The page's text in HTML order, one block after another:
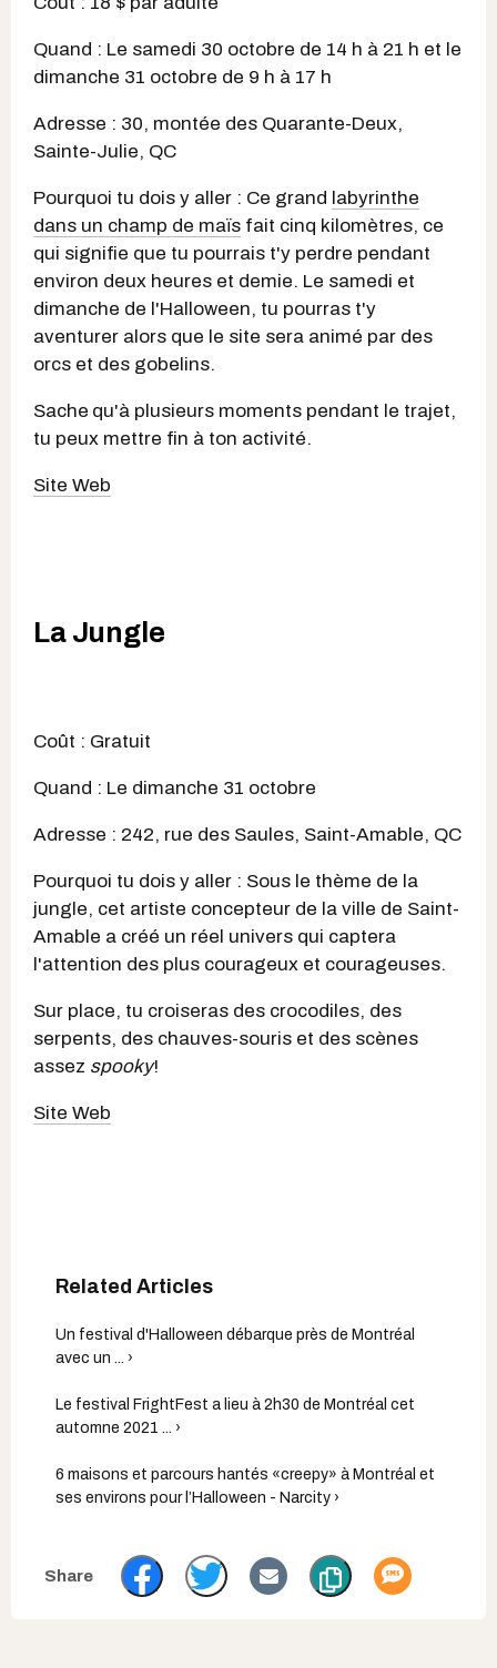
Quand : Le samedi 30 octobre de 14 h à 21 h et le
dimanche 31 octobre de 9 h à 17 h
Adresse : 30, montée des Quarante-Deux,
Sainte-Julie, QC
Pourquoi tu dois y aller : Ce grand labyrinthe
dans un champ de maïs fait cinq kilomètres, ce
qui signifie que tu pourrais t'y perdre pendant
environ deux heures et demie. Le samedi et
dimanche de l'Halloween, tu pourras t'y
aventurer alors que le site sera animé par des
orcs et des gobelins.
Sache qu'à plusieurs moments pendant le trajet,
tu peux mettre fin à ton activité.
Site Web
La Jungle
Coût : Gratuit
Quand : Le dimanche 31 octobre
Adresse : 242, rue des Saules, Saint-Amable, QC
Pourquoi tu dois y aller : Sous le thème de la
jungle, cet artiste concepteur de la ville de Saint-
Amable a créé un réel univers qui captera
l'attention des plus courageux et courageuses.
Sur place, tu croiseras des crocodiles, des
serpents, des chauves-souris et des scènes
assez spooky!
Site Web
Un festival d'Halloween débarque près de Montréal
avec un ... ›
Le festival FrightFest a lieu à 2h30 de Montréal cet
automne 2021 ... ›
6 maisons et parcours hantés «creepy» à Montréal et
ses environs pour l’Halloween - Narcity ›